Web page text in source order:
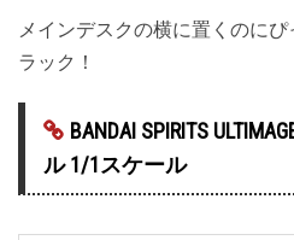
メインデスクの横に置くのに
ラック！
BANDAI SPIRITS
ル 1/1スケール